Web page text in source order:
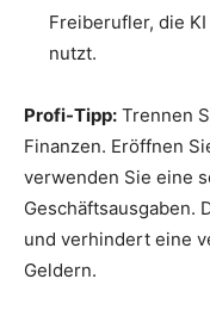
Freiberufler, die
nutzt.
Profi-Tipp: Trennen
Finanzen. Eröffnen
verwenden Sie eine
Geschäftsausgaben.
und verhindert eine
Geldern.